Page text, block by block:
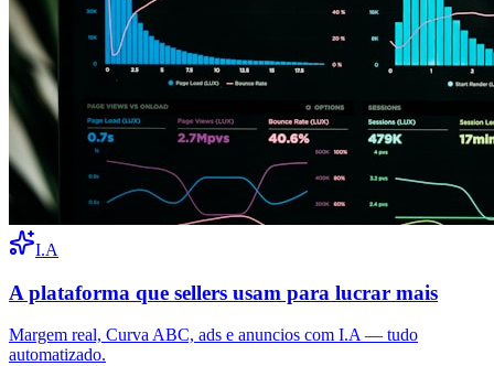
I.A
A plataforma que sellers usam para lucrar mais
Margem real, Curva ABC, ads e anuncios com I.A — tudo
automatizado.